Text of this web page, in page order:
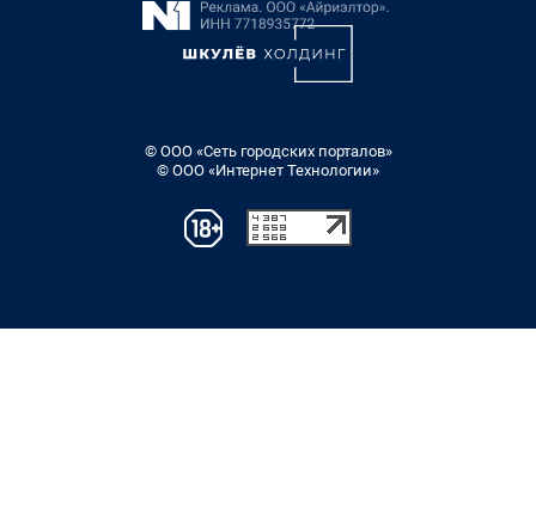
© ООО «Сеть городских порталов»
© ООО «Интернет Технологии»